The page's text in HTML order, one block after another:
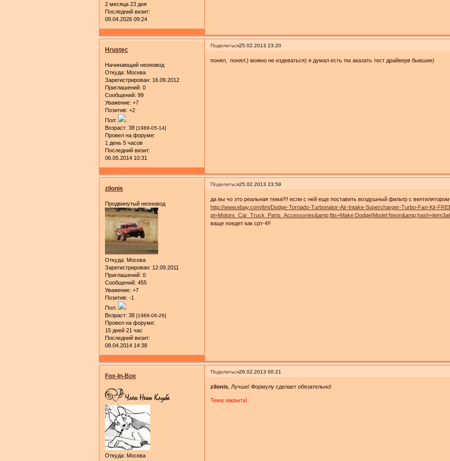
2 месяца 23 дня
Последний визит:
09.04.2026 09:24
Поделиться25.02.2013 23:20
Hrustec
Начинающий неоновод
Откуда: Москва
Зарегистрирован: 16.09.2012
Приглашений: 0
Сообщений: 99
Уважение: +7
Позитив: +2
Пол:
Возраст: 38 [1988-05-14]
Провел на форуме:
1 день 5 часов
Последний визит:
06.05.2014 10:31
понял, понял:) можно не издеваться) я думал есть ткк аказать тест драйверв бывшие)
Поделиться25.02.2013 23:59
zilonis
Продвинутый неоновод
Откуда: Москва
Зарегистрирован: 12.09.2011
Приглашений: 0
Сообщений: 455
Уважение: +7
Позитив: -1
Пол:
Возраст: 38 [1988-06-26]
Провел на форуме:
15 дней 21 час
Последний визит:
08.04.2014 14:38
да вы чо это реальная тема!!!! если с ней еще поставить воздушный фильтр с
http://www.ebay.com/itm/Dodge-Tornado-Turbonator-Air-Intake-Supercharger-Turbo-Fan-Kit-
ваще поедет как срт-4!!
Поделиться26.02.2013 00:21
Fox-In-Box
Откуда: Москва
zilonis , Лучше! Формулу сделает обязательно!
Тема закрыта!